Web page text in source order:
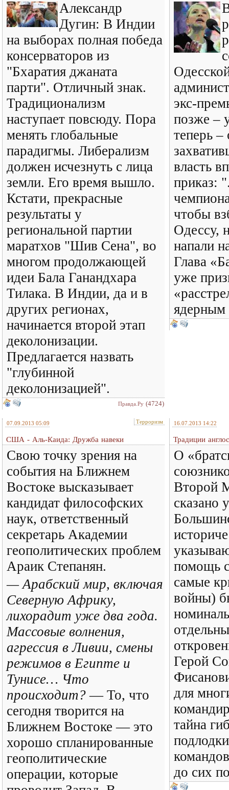
Александр
Дугин: В Индии
на выборах полная победа
консерваторов из
"Бхаратия джаната
парти". Отличный знак.
Традиционализм
наступает повсюду. Пора
менять глобальные
парадигмы. Либерализм
должен исчезнуть с лица
земли. Его время вышло.
Кстати, прекрасные
результаты у
региональной партии
маратхов "Шив Сена", во
многом продолжающей
идеи Бала Ганандхара
Тилака. В Индии, да и в
других регионах,
начинается второй этап
деколонизации.
Предлагается назвать
"глубинной
деколонизацией".
Правда.Ру (4724)
экс-
позже –
теперь –
власть
приказ:
чтобы
Одессу,
напали
Глава
уже
07.09.2013 05:09 Терроризм
США - Аль-Каида: Дружба навеки
Свою точку зрения на
события на Ближнем
Востоке высказывает
кандидат философских
наук, ответственный
секретарь Академии
геополитических проблем
Араик Степанян.
— Арабский мир, включая
Северную Африку,
лихорадит уже два года.
Массовые волнения,
агрессия в Ливии, смены
режимов в Египте и
Тунисе… Что
происходит? — То, что
сегодня творится на
Ближнем Востоке — это
хорошо спланированные
геополитические
операции, которые
16.07.2013 14:22
Традиции
О
Второй
сказано
помощь
самые
войны)
Герой
для
тайна
до сих